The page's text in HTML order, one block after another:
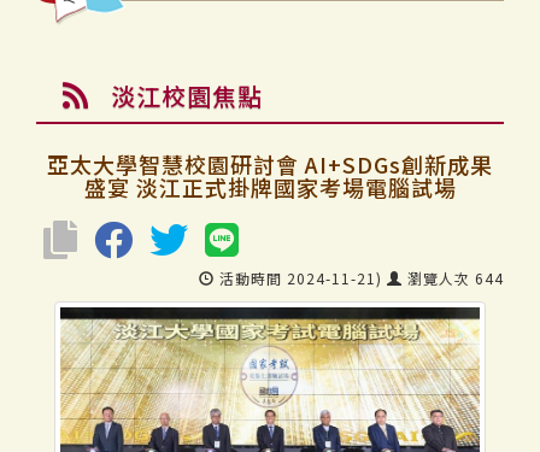
淡江校園焦點
亞太大學智慧校園研討會 AI+SDGs創新成果
盛宴 淡江正式掛牌國家考場電腦試場
活動時間 2024-11-21) 瀏覽人次 644